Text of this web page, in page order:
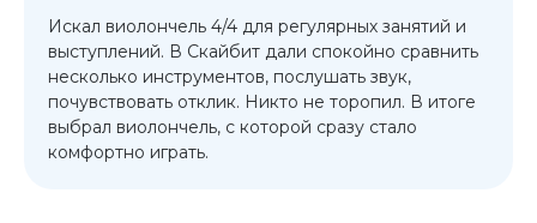
Искал виолончель 4/4 для регулярных занятий и
выступлений. В Скайбит дали спокойно сравнить
несколько инструментов, послушать звук,
почувствовать отклик. Никто не торопил. В итоге
выбрал виолончель, с которой сразу стало
комфортно играть.